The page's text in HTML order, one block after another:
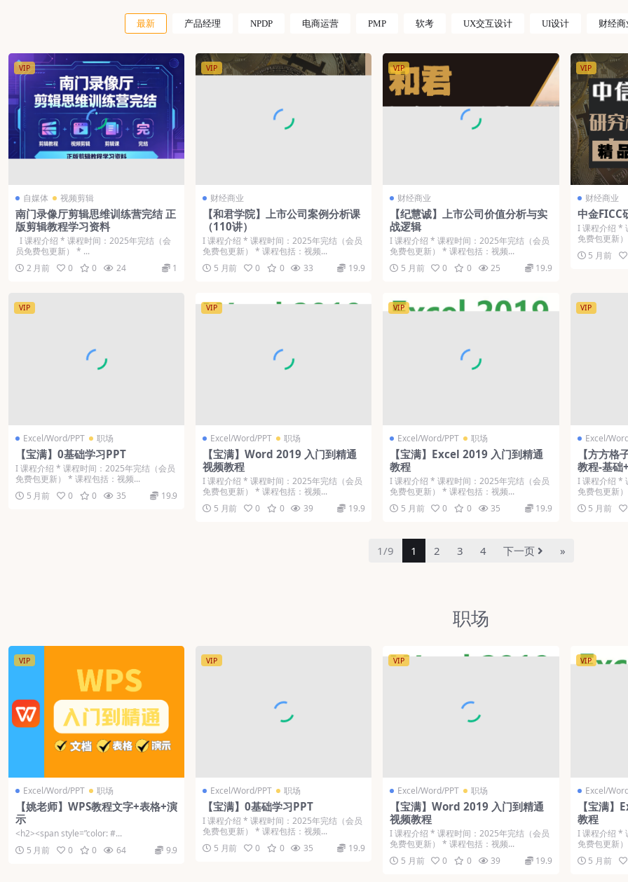
最新 产品经理 NPDP 电商运营 PMP 软考 UX交互设计 UI设计 财经商
VIP
自媒体 视频剪辑
南门录像厅剪辑思维训练营完结 正
版剪辑教程学习资料
Ι 课程介绍 * 课程时间：2025年完结（会
员免费包更新） * ...
2 月前
0 0 24 1
VIP
财经商业
【和君学院】上市公司案例分析课
（110讲）
Ι 课程介绍 * 课程时间：2025年完结（会员
免费包更新） * 课程包括：视频...
5 月前
0 0 33 19.9
VIP
财经商业
【纪慧诚】上市公司价值分析与实
战逻辑
Ι 课程介绍 * 课程时间：2025年完结（会员
免费包更新） * 课程包括：视频...
5 月前
0 0 25 19.9
VIP
财经商业
中金FICC
Ι 课程介绍 *
免费包更新
5 月前
VIP
Excel/Word/PPT 职场
【宝满】0基础学习PPT
Ι 课程介绍 * 课程时间：2025年完结（会员
免费包更新） * 课程包括：视频...
5 月前
0 0 35 19.9
VIP
Excel/Word/PPT 职场
【宝满】Word 2019 入门到精通
视频教程
Ι 课程介绍 * 课程时间：2025年完结（会员
免费包更新） * 课程包括：视频...
5 月前
0 0 39 19.9
VIP
Excel/Word/PPT 职场
【宝满】Excel 2019 入门到精通
教程
Ι 课程介绍 * 课程时间：2025年完结（会员
免费包更新） * 课程包括：视频...
5 月前
0 0 35 19.9
VIP
Excel/
【方方
教程-基础
Ι 课程介绍 *
免费包更新
5 月前
1/9 1 2 3 4 下一页 »
职场
VIP
Excel/Word/PPT 职场
【姚老师】WPS教程文字+表格+演
示
<h2><span style=”color: #...
5 月前
0 0 64 9.9
VIP
Excel/Word/PPT 职场
【宝满】0基础学习PPT
Ι 课程介绍 * 课程时间：2025年完结（会员
免费包更新） * 课程包括：视频...
5 月前
0 0 35 19.9
VIP
Excel/Word/PPT 职场
【宝满】Word 2019 入门到精通
视频教程
Ι 课程介绍 * 课程时间：2025年完结（会员
免费包更新） * 课程包括：视频...
5 月前
0 0 39 19.9
VIP
Excel/
【宝满
教程
Ι 课程介绍 *
免费包更新
5 月前